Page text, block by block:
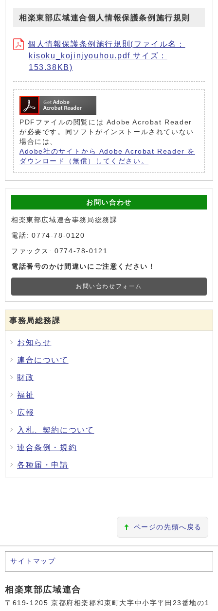
相楽東部広域連合個人情報保護条例施行規則
個人情報保護条例施行規則(ファイル名：
kisoku_kojinjyouhou.pdf サイズ：
153.38KB)
PDFファイルの閲覧には Adobe Acrobat Reader
が必要です。同ソフトがインストールされていない
場合には、
Adobe社のサイトから Adobe Acrobat Reader を
ダウンロード（無償）してください。
お問い合わせ
相楽東部広域連合事務局総務課
電話: 0774-78-0120
ファックス: 0774-78-0121
電話番号のかけ間違いにご注意ください！
お問い合わせフォーム
事務局総務課
お知らせ
連合について
財政
福祉
広報
入札、契約について
連合条例・規約
各種届・申請
ページの先頭へ戻る
サイトマップ
相楽東部広域連合
〒619-1205 京都府相楽郡和束町大字中小字平田23番地の1